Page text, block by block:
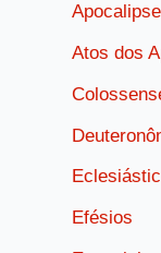
Apocalipse
Atos dos
Efésios